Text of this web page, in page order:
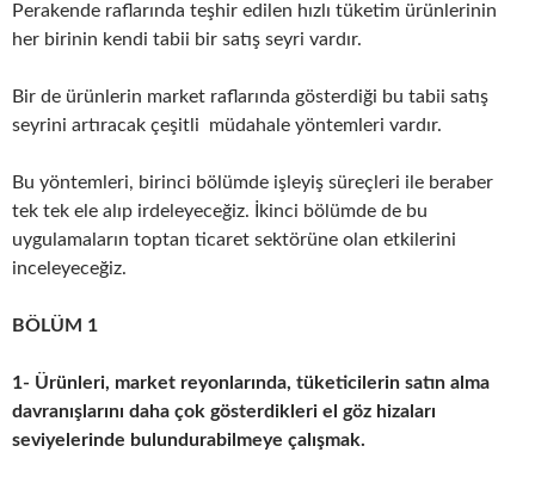
Perakende raflarında teşhir edilen hızlı tüketim ürünlerinin
her birinin kendi tabii bir satış seyri vardır.
Bir de ürünlerin market raflarında gösterdiği bu tabii satış
seyrini artıracak çeşitli müdahale yöntemleri vardır.
Bu yöntemleri, birinci bölümde işleyiş süreçleri ile beraber
tek tek ele alıp irdeleyeceğiz. İkinci bölümde de bu
uygulamaların toptan ticaret sektörüne olan etkilerini
inceleyeceğiz.
BÖLÜM 1
1- Ürünleri, market reyonlarında, tüketicilerin satın alma
davranışlarını daha çok gösterdikleri el göz hizaları
seviyelerinde bulundurabilmeye çalışmak.